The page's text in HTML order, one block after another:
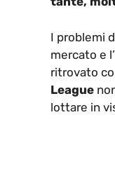
I problemi
mercato e
ritrovato
League
lottare in